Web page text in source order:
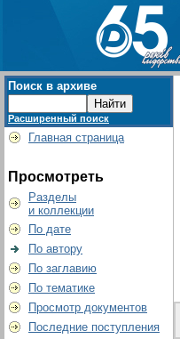
Поиск в архиве
Расширенный поиск
Главная страница
Просмотреть
Разделы
и коллекции
По дате
По автору
По заглавию
По тематике
Просмотр документов
Последние поступления